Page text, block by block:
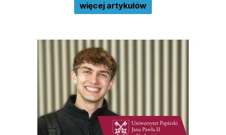
więcej artykułów